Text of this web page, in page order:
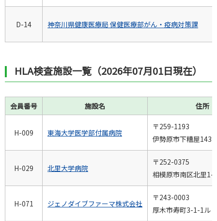
D-14 神奈川県健康医療局 保健医療部がん・疫病対策課
HLA検査施設一覧（2026年07月01日現在）
会員番号 施設名 住所
H-009 東海大学医学部付属病院
〒259-1193
伊勢原市下糟屋143
H-029 北里大学病院
〒252-0375
相模原市南区北里1-
H-071 ジェノダイブファーマ株式会社
〒243-0003
厚木市寿町3-1-1ル